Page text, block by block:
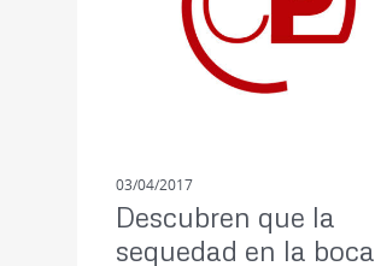
03/04/2017
Descubren que la
sequedad en la boca